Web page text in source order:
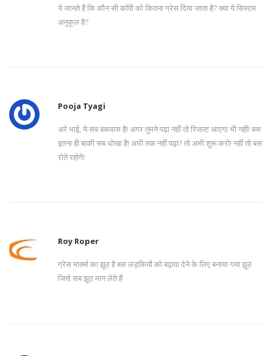
ये जानते हैं कि कौन सी कॉपी को कितना ग्रेस दिया जाता है? क्या ये सिस्टम
अनुकूल है?
Pooja Tyagi
अरे भाई, ये सब बकवास है! अगर तुमने पढ़ा नहीं तो रिजल्ट आएगा भी नहीं! बस
इतना ही बाकी सब धोखा है! अभी तक नहीं पढ़ा? तो अभी शुरू करो! नहीं तो बस
रोते रहोगे!
Roy Roper
ग्रेस मार्क्स का झूठ है बस लड़कियों को बढ़ावा देने के लिए बनाया गया झूठ
जिसे सब झूठ मान लेते हैं